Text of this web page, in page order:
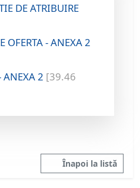
DE ATRIBUIRE
OFERTA - ANEXA 2
ANEXA 2 [39.46
Înapoi la listă